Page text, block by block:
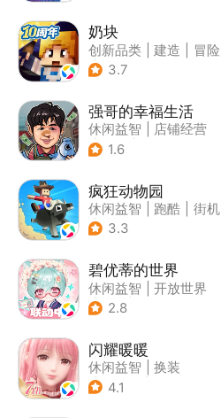
奶块
创新品类 建造
冒险
| 开放世界
3.7
强哥的幸福生活
休闲益智
店铺经营
| 卡通
1.6
疯狂动物园
休闲益智 跑酷
街机
| 像素风
3.3
碧优蒂的世界
休闲益智
开放世界
| Q版
2.8
闪耀暖暖
休闲益智
换装
| 女性向
4.1